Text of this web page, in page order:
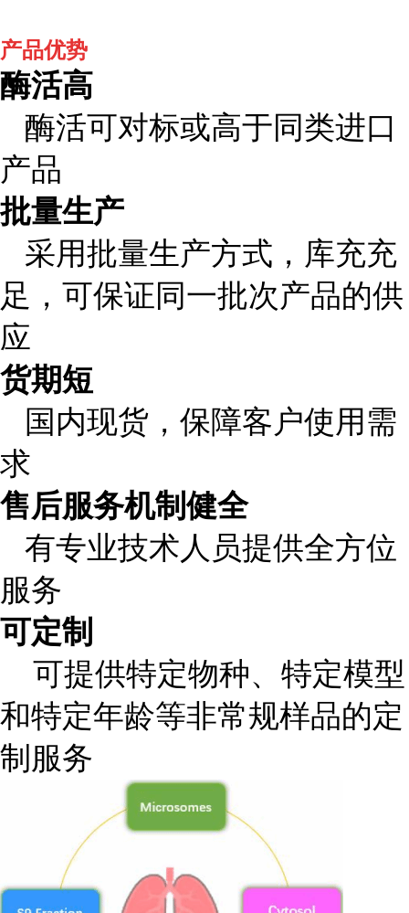
产品优势
酶活高
酶活可对标或高于同类进口
产品
批量生产
采用批量生产方式，库充充
足，可保证同一批次产品的供
应
货期短
国内现货，保障客户使用需
求
售后服务机制健全
有专业技术人员提供全方位
服务
可定制
可提供特定物种、特定模型
和特定年龄等非常规样品的定
制服务